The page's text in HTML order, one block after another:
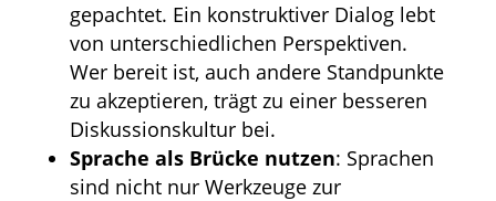
gepachtet. Ein konstruktiver Dialog lebt
von unterschiedlichen Perspektiven.
Wer bereit ist, auch andere Standpunkte
zu akzeptieren, trägt zu einer besseren
Diskussionskultur bei.
Sprache als Brücke nutzen: Sprachen
sind nicht nur Werkzeuge zur